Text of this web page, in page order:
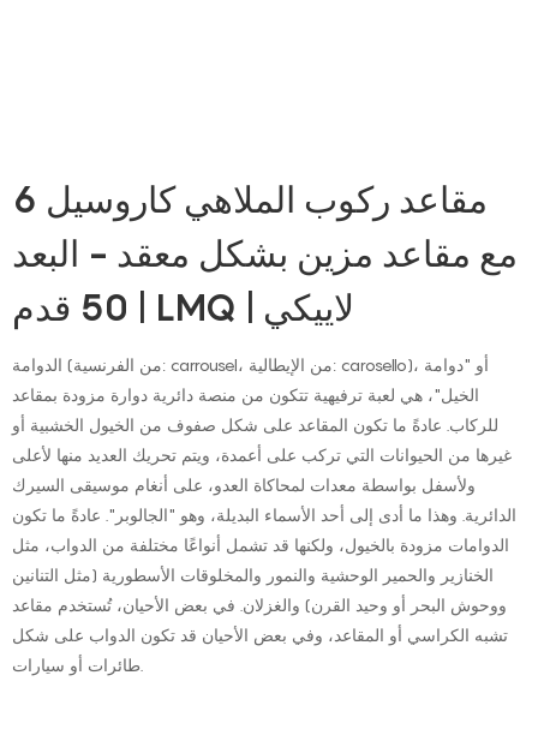
6 مقاعد ركوب الملاهي كاروسيل
مع مقاعد مزين بشكل معقد - البعد
50 قدم | LMQ | لاييكي
الدوامة (من الفرنسية: carrousel، من الإيطالية: carosello)، أو "دوامة
الخيل"، هي لعبة ترفيهية تتكون من منصة دائرية دوارة مزودة بمقاعد
للركاب. عادةً ما تكون المقاعد على شكل صفوف من الخيول الخشبية أو
غيرها من الحيوانات التي تركب على أعمدة، ويتم تحريك العديد منها لأعلى
ولأسفل بواسطة معدات لمحاكاة العدو، على أنغام موسيقى السيرك
الدائرية. وهذا ما أدى إلى أحد الأسماء البديلة، وهو "الجالوبر". عادةً ما تكون
الدوامات مزودة بالخيول، ولكنها قد تشمل أنواعًا مختلفة من الدواب، مثل
الخنازير والحمير الوحشية والنمور والمخلوقات الأسطورية (مثل التنانين
ووحوش البحر أو وحيد القرن) والغزلان. في بعض الأحيان، تُستخدم مقاعد
تشبه الكراسي أو المقاعد، وفي بعض الأحيان قد تكون الدواب على شكل